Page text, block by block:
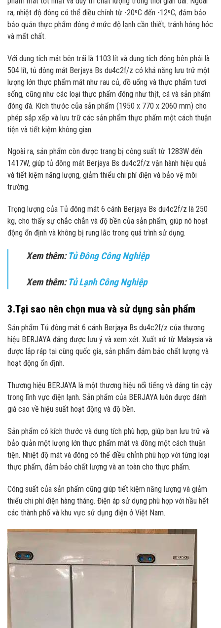
ra, nhiệt độ đông có thể điều chỉnh từ -20ºC đến -12ºC, đảm bảo
bảo quản thực phẩm đông ở mức độ lạnh cần thiết, tránh hỏng hóc
và mất chất.
Với dung tích mát bên trái là 1103 lít và dung tích đông bên phải là
504 lít, tủ đông mát Berjaya Bs du4c2f/z có khả năng lưu trữ một
lượng lớn thực phẩm mát như rau củ, đồ uống và thực phẩm tươi
sống, cũng như các loại thực phẩm đông như thịt, cá và sản phẩm
đóng đá. Kích thước của sản phẩm (1950 x 770 x 2060 mm) cho
phép sắp xếp và lưu trữ các sản phẩm thực phẩm một cách thuận
tiện và tiết kiệm không gian.
Ngoài ra, sản phẩm còn được trang bị công suất từ 1283W đến
1417W, giúp tủ đông mát Berjaya Bs du4c2f/z vận hành hiệu quả
và tiết kiệm năng lượng, giảm thiểu chi phí điện và bảo vệ môi
trường.
Trọng lượng của Tủ đông mát 6 cánh Berjaya Bs du4c2f/z là 250
kg, cho thấy sự chắc chắn và độ bền của sản phẩm, giúp nó hoạt
động ổn định và không bị rung lắc trong quá trình sử dụng.
Xem thêm:Tủ Đông Công Nghiệp
Xem thêm:Tủ Lạnh Công Nghiệp
3.Tại sao nên chọn mua và sử dụng sản phẩm
Sản phẩm Tủ đông mát 6 cánh Berjaya Bs du4c2f/z của thương
hiệu BERJAYA đáng được lưu ý và xem xét. Xuất xứ từ Malaysia và
được lắp ráp tại cùng quốc gia, sản phẩm đảm bảo chất lượng và
hoạt động ổn định.
Thương hiệu BERJAYA là một thương hiệu nổi tiếng và đáng tin cậy
trong lĩnh vực điện lạnh. Sản phẩm của BERJAYA luôn được đánh
giá cao về hiệu suất hoạt động và độ bền.
Sản phẩm có kích thước và dung tích phù hợp, giúp bạn lưu trữ và
bảo quản một lượng lớn thực phẩm mát và đông một cách thuận
tiện. Nhiệt độ mát và đông có thể điều chỉnh phù hợp với từng loại
thực phẩm, đảm bảo chất lượng và an toàn cho thực phẩm.
Công suất của sản phẩm cũng giúp tiết kiệm năng lượng và giảm
thiểu chi phí điện hàng tháng. Điện áp sử dụng phù hợp với hầu hết
các thành phố và khu vực sử dụng điện ở Việt Nam.